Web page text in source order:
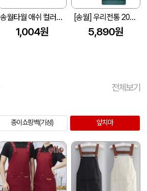
송월타월 애쉬 컬러핸드 주방수건 답례품
1,004원
[송월] 우리전통 200g 1매 세트
5,890원
전체보기
종이쇼핑백(기성) 앞치마